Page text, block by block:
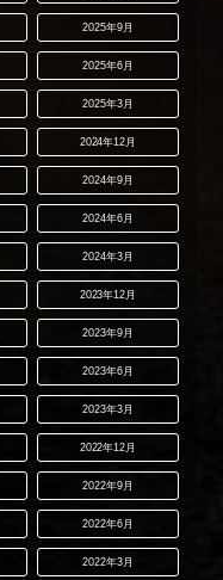
2025年9月
2025年6月
2025年3月
2024年12月
2024年9月
2024年6月
2024年3月
2023年12月
2023年9月
2023年6月
2023年3月
2022年12月
2022年9月
2022年6月
2022年3月